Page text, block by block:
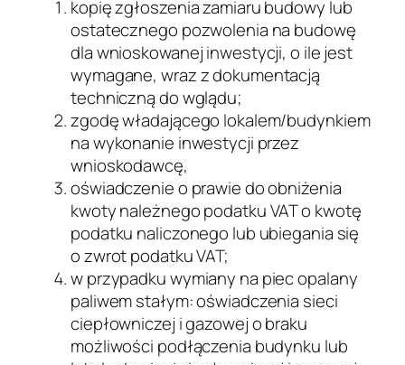
kopię zgłoszenia zamiaru budowy lub
ostatecznego pozwolenia na budowę
dla wnioskowanej inwestycji, o ile jest
wymagane, wraz z dokumentacją
techniczną do wglądu;
zgodę władającego lokalem/budynkiem
na wykonanie inwestycji przez
wnioskodawcę,
oświadczenie o prawie do obniżenia
kwoty należnego podatku VAT o kwotę
podatku naliczonego lub ubiegania się
o zwrot podatku VAT;
w przypadku wymiany na piec opalany
paliwem stałym: oświadczenia sieci
ciepłowniczej i gazowej o braku
możliwości podłączenia budynku lub